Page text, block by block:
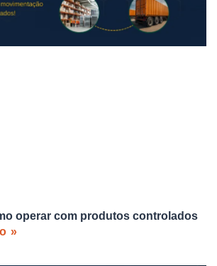
operar com produtos controlados
»